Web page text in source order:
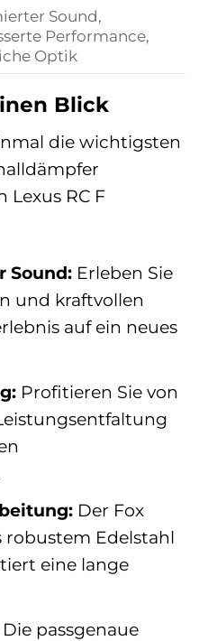
Sound,
Performance,
Optik
Blick
die wichtigsten
Lexus RC F
Sound:Erleben Sie
und kraftvollen
auf ein neues
Profitieren Sie von
Der Fox
robustem Edelstahl
eine lange
passgenaue